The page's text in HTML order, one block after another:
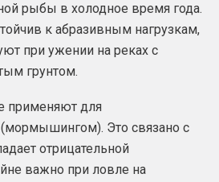
рыбы в холодное время года.
к абразивным нагрузкам,
при ужении на реках с
грунтом.
применяют для
Это связано с
отрицательной
важно при ловле на